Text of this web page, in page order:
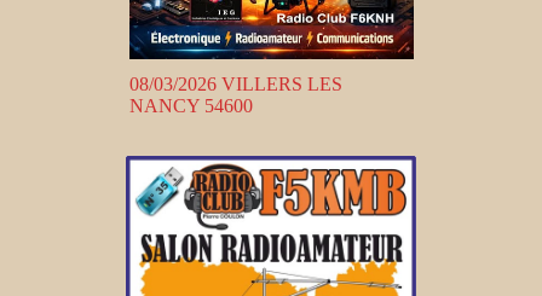
08/03/2026 VILLERS LES
NANCY 54600